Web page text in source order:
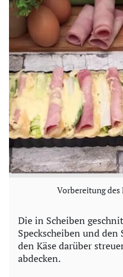
Vorbereitung
Die in Scheiben
Speckscheiben und
den Käse darüber
abdecken.